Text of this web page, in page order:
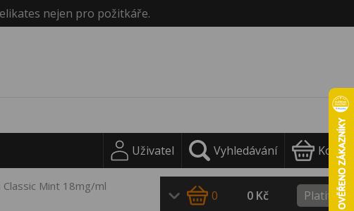
nejen pro požitkáře.
Uživatel Vyhledávání Košík
Mint 18mg/ml
0 0 Kč Platit